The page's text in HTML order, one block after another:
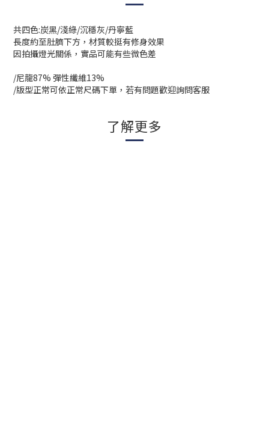
共四色:炭黑/淺綠/沉穩灰/丹寧藍
長度約至肚臍下方，材質較挺有修身效果
因拍攝燈光關係，實品可能有些微色差
/尼龍87% 彈性纖維13%
/版型正常可依正常尺碼下單，若有問題歡迎詢問客服
了解更多